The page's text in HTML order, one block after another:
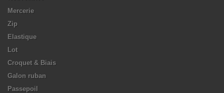
Mercerie
Zip
Elastique
Lot
Croquet & Biais
Galon ruban
Passepoil